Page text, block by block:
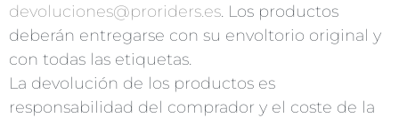
devoluciones@proriders.es. Los productos
deberán entregarse con su envoltorio original y
con todas las etiquetas.
La devolución de los productos es
responsabilidad del comprador y el coste de la